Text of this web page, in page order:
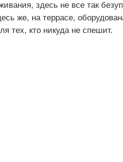
здесь не все так
же, на террасе,
тех, кто никуда не спешит.